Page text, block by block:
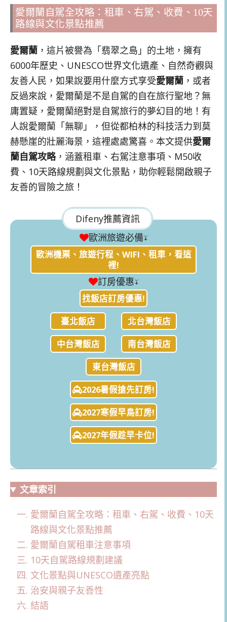
愛爾蘭自駕全攻略：租車、右駕、收費、10天
路線與文化景點推薦
愛爾蘭 ，這片被譽為「翡翠之島」的土地，擁有
6000年歷史、UNESCO世界文化遺產、自然奇觀與
友善人民，如果說要用什麼方式享受愛爾蘭 ，或者
反過來說，愛爾蘭是不是自駕的自在旅行聖地？無
庸置疑，愛爾蘭絕對是自駕旅行的夢幻目的地！有
人說愛爾蘭「無聊」，但從都柏林的科技活力到莫
赫懸崖的壯麗海景，這裡處處驚喜。本文提供愛爾
蘭自駕攻略，涵蓋租車、右駕注意事項、M50收
費、10天路線規劃與文化景點，助你輕鬆開啟親子
友善的冒險之旅！
Difeny推薦資訊
歐洲旅遊必備↓
歐洲機票、旅遊行程、WIFI、租車，看這
裡!
訂房優惠↓
找飯店訂房優惠!
臺北飯店
北台灣飯店
中台灣飯店
南台灣飯店
東台灣飯店
2026暑假搶先訂房!
2027寒假早鳥訂房!
2027年假趁早卡位!
文章索引
愛爾蘭自駕全攻略：租車、右駕、收費、10天
路線與文化景點推薦
愛爾蘭自駕租車注意事項
10天自駕路線規劃建議
文化景點與UNESCO遺產亮點
治安與親子友善性
結語